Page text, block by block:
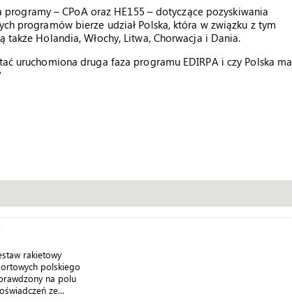
– CPoA oraz HE155 – dotyczące pozyskiwania
programów bierze udział Polska, która w związku z tym
Holandia, Włochy, Litwa, Chorwacja i Dania.
uruchomiona druga faza programu EDIRPA i czy Polska ma
rakietowy
polskiego
na polu
ze...